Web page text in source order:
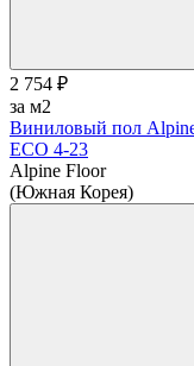
2 754 ₽
за м2
Виниловый пол
ЕСО 4-23
Alpine Floor
(Южная Корея)